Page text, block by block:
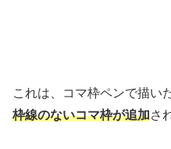
これは、コマ枠ペンで描い
枠線のないコマ枠が追加さ